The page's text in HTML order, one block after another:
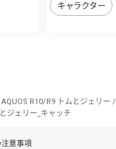
キャラクター
AQUOS R10/R9 トムとジェリ
ジェリー_キャッチ
意事項